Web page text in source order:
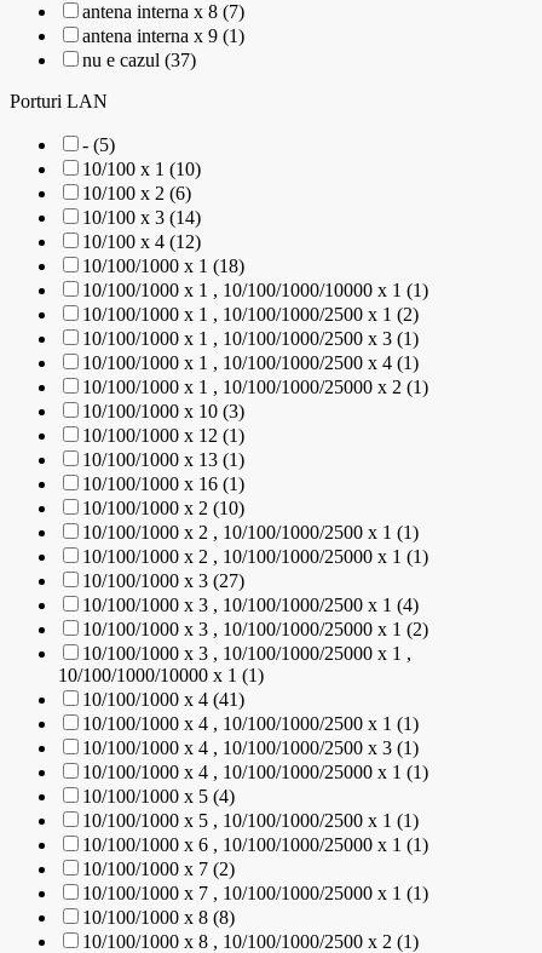
antena interna x 8 (7)
antena interna x 9 (1)
nu e cazul (37)
Porturi LAN
- (5)
10/100 x 1 (10)
10/100 x 2 (6)
10/100 x 3 (14)
10/100 x 4 (12)
10/100/1000 x 1 (18)
10/100/1000 x 1 , 10/100/1000/10000 x 1 (1)
10/100/1000 x 1 , 10/100/1000/2500 x 1 (2)
10/100/1000 x 1 , 10/100/1000/2500 x 3 (1)
10/100/1000 x 1 , 10/100/1000/2500 x 4 (1)
10/100/1000 x 1 , 10/100/1000/25000 x 2 (1)
10/100/1000 x 10 (3)
10/100/1000 x 12 (1)
10/100/1000 x 13 (1)
10/100/1000 x 16 (1)
10/100/1000 x 2 (10)
10/100/1000 x 2 , 10/100/1000/2500 x 1 (1)
10/100/1000 x 2 , 10/100/1000/25000 x 1 (1)
10/100/1000 x 3 (27)
10/100/1000 x 3 , 10/100/1000/2500 x 1 (4)
10/100/1000 x 3 , 10/100/1000/25000 x 1 (2)
10/100/1000 x 3 , 10/100/1000/25000 x 1 ,
10/100/1000/10000 x 1 (1)
10/100/1000 x 4 (41)
10/100/1000 x 4 , 10/100/1000/2500 x 1 (1)
10/100/1000 x 4 , 10/100/1000/2500 x 3 (1)
10/100/1000 x 4 , 10/100/1000/25000 x 1 (1)
10/100/1000 x 5 (4)
10/100/1000 x 5 , 10/100/1000/2500 x 1 (1)
10/100/1000 x 6 , 10/100/1000/25000 x 1 (1)
10/100/1000 x 7 (2)
10/100/1000 x 7 , 10/100/1000/25000 x 1 (1)
10/100/1000 x 8 (8)
10/100/1000 x 8 , 10/100/1000/2500 x 2 (1)